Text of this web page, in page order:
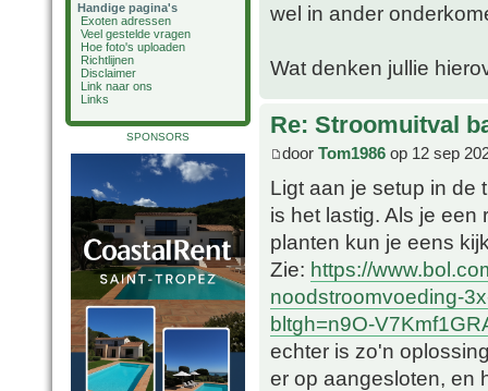
Handige pagina's
Exoten adressen
Veel gestelde vragen
Hoe foto's uploaden
Richtlijnen
Disclaimer
Link naar ons
Links
SPONSORS
wel in ander
Wat denken jullie
Re: Stroomuitval
door Tom1986 op 12 sep
Ligt aan je setup in de
is het lastig. Als je een
planten kun je eens
Zie: https://
noodstroomvoeding-
bltgh=n9O-
echter is zo'n
er op aangesloten, en